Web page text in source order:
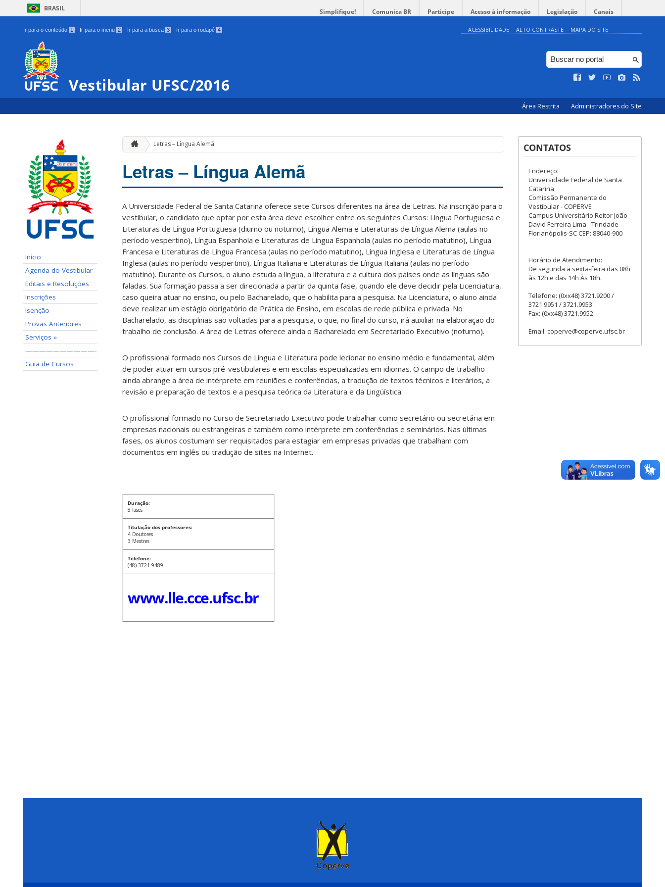
BRASIL Simplifique! Comunica BR Participe Acesso à informação Legislação Canais
Ir para o conteúdo 1 Ir para o menu 2 Ir para a busca 3 Ir para o rodapé 4 ACESSIBILIDADE ALTO CONTRASTE MAPA DO SITE
Vestibular UFSC/2016
Área Restrita Administradores do Site
Início
Agenda do Vestibular
Editais e Resoluções
Inscrições
Isenção
Provas Anteriores
Serviços »
——————————-
Guia de Cursos
Letras – Língua Alemã
Letras – Língua Alemã
A Universidade Federal de Santa Catarina oferece sete Cursos diferentes na área de Letras. Na inscrição para o
vestibular, o candidato que optar por esta área deve escolher entre os seguintes Cursos: Língua Portuguesa e
Literaturas de Língua Portuguesa (diurno ou noturno), Língua Alemã e Literaturas de Língua Alemã (aulas no
período vespertino), Língua Espanhola e Literaturas de Língua Espanhola (aulas no período matutino), Língua
Francesa e Literaturas de Língua Francesa (aulas no período matutino), Língua Inglesa e Literaturas de Língua
Inglesa (aulas no período vespertino), Língua Italiana e Literaturas de Língua Italiana (aulas no período
matutino). Durante os Cursos, o aluno estuda a língua, a literatura e a cultura dos países onde as línguas são
faladas. Sua formação passa a ser direcionada a partir da quinta fase, quando ele deve decidir pela Licenciatura,
caso queira atuar no ensino, ou pelo Bacharelado, que o habilita para a pesquisa. Na Licenciatura, o aluno ainda
deve realizar um estágio obrigatório de Prática de Ensino, em escolas de rede pública e privada. No
Bacharelado, as disciplinas são voltadas para a pesquisa, o que, no final do curso, irá auxiliar na elaboração do
trabalho de conclusão. A área de Letras oferece ainda o Bacharelado em Secretariado Executivo (noturno).
O profissional formado nos Cursos de Língua e Literatura pode lecionar no ensino médio e fundamental, além
de poder atuar em cursos pré-vestibulares e em escolas especializadas em idiomas. O campo de trabalho
ainda abrange a área de intérprete em reuniões e conferências, a tradução de textos técnicos e literários, a
revisão e preparação de textos e a pesquisa teórica da Literatura e da Lingüística.
O profissional formado no Curso de Secretariado Executivo pode trabalhar como secretário ou secretária em
empresas nacionais ou estrangeiras e também como intérprete em conferências e seminários. Nas últimas
fases, os alunos costumam ser requisitados para estagiar em empresas privadas que trabalham com
documentos em inglês ou tradução de sites na Internet.
Duração:
8 fases
Titulação dos professores:
4 Doutores
3 Mestres
Telefone:
(48) 3721 9489
www.lle.cce.ufsc.br
CONTATOS
Endereço:
Universidade Federal de Santa
Catarina
Comissão Permanente do
Vestibular - COPERVE
Campus Universitário Reitor João
David Ferreira Lima - Trindade
Florianópolis-SC CEP: 88040-900
Horário de Atendimento:
De segunda a sexta-feira das 08h
às 12h e das 14h Às 18h.
Telefone: (0xx48) 3721.9200 /
3721.9951 / 3721.9953
Fax: (0xx48) 3721.9952
Email: coperve@coperve.ufsc.br